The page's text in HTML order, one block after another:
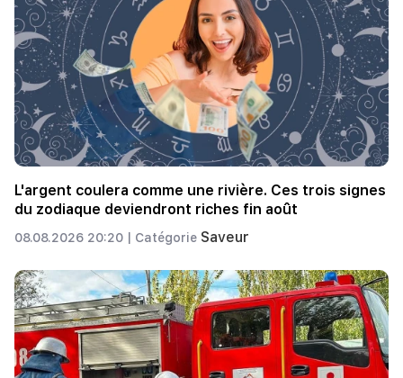
L'argent coulera comme une rivière. Ces trois signes
du zodiaque deviendront riches fin août
08.08.2026 20:20 | Catégorie Saveur